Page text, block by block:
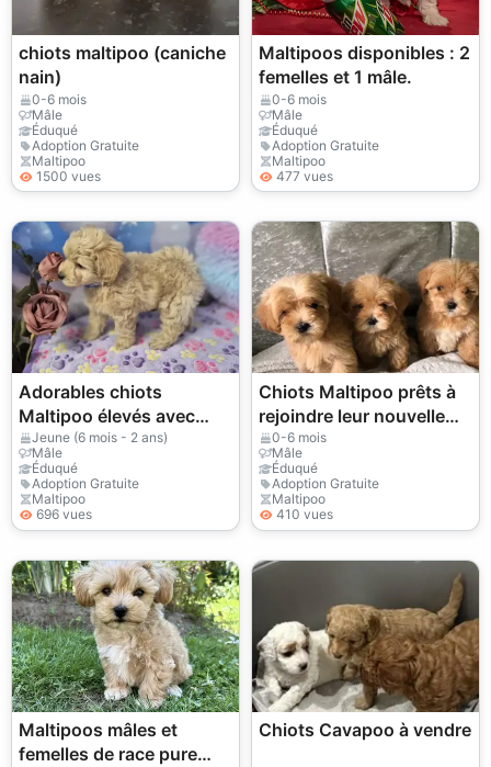
chiots maltipoo (caniche
nain)
0-6 mois
Mâle
Éduqué
Adoption Gratuite
Maltipoo
1500 vues
Maltipoos disponibles : 2
femelles et 1 mâle.
0-6 mois
Mâle
Éduqué
Adoption Gratuite
Maltipoo
477 vues
Adorables chiots
Maltipoo élevés avec
amour
Jeune (6 mois - 2 ans)
Mâle
Éduqué
Adoption Gratuite
Maltipoo
696 vues
Chiots Maltipoo prêts à
rejoindre leur nouvelle
famille
0-6 mois
Mâle
Éduqué
Adoption Gratuite
Maltipoo
410 vues
Maltipoos mâles et
femelles de race pure
Chiots Cavapoo à vendre